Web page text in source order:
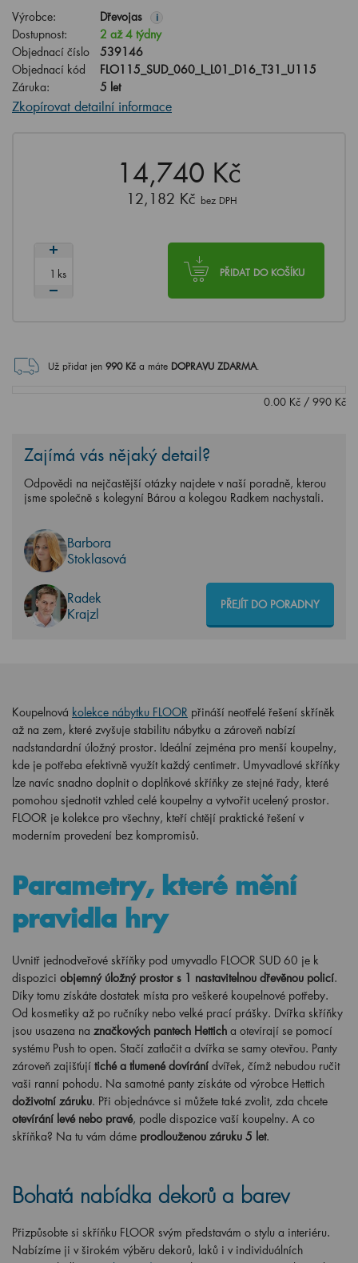
Výrobce: Dřevojas i
Dostupnost:
2 až 4 týdny
Objednací číslo
539146
Objednací kód
FLO115_SUD_060_L_L01_D16_T31_U115
Záruka:
5 let
Zkopírovat detailní informace
14,740 Kč
12,182 Kč bez DPH
PŘIDAT DO KOŠÍKU
ks
Už přidat jen 990Kč a máte DOPRAVU ZDARMA.
0.00 Kč / 990 Kč
Zajímá vás nějaký detail?
Odpovědi na nejčastější otázky najdete v naší poradně, kterou
jsme společně s kolegyní Bárou a kolegou Radkem nachystali.
Barbora
Stoklasová
Radek
Krajzl
PŘEJÍT DO PORADNY
Koupelnová kolekce nábytku FLOOR přináší neotřelé řešení skříněk
až na zem, které zvyšuje stabilitu nábytku a zároveň nabízí
nadstandardní úložný prostor. Ideální zejména pro menší koupelny,
kde je potřeba efektivně využít každý centimetr. Umyvadlové skříňky
lze navíc snadno doplnit o doplňkové skříňky ze stejné řady, které
pomohou sjednotit vzhled celé koupelny a vytvořit ucelený prostor.
FLOOR je kolekce pro všechny, kteří chtějí praktické řešení v
moderním provedení bez kompromisů.
Parametry, které mění
pravidla hry
Uvnitř jednodveřové skříňky pod umyvadlo FLOOR SUD 60 je k
dispozici objemný úložný prostor s 1 nastavitelnou dřevěnou policí.
Díky tomu získáte dostatek místa pro veškeré koupelnové potřeby.
Od kosmetiky až po ručníky nebo velké prací prášky. Dvířka skříňky
jsou usazena na značkových pantech Hettich a otevírají se pomocí
systému Push to open. Stačí zatlačit a dvířka se samy otevřou. Panty
zároveň zajišťují tiché a tlumené dovírání dvířek, čímž nebudou ručit
vaši ranní pohodu. Na samotné panty získáte od výrobce Hettich
doživotní záruku. Při objednávce si můžete také zvolit, zda chcete
otevírání levé nebo pravé, podle dispozice vaší koupelny. A co
skříňka? Na tu vám dáme prodlouženou záruku 5 let.
Bohatá nabídka dekorů a barev
Přizpůsobte si skříňku FLOOR svým představám o stylu a interiéru.
Nabízíme ji v širokém výběru dekorů, laků i v individuálních